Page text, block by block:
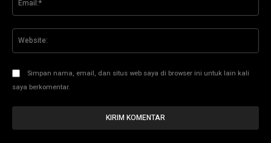
Simpan nama, email, dan situs web saya di browser ini untuk lain kali
saya berkomentar.